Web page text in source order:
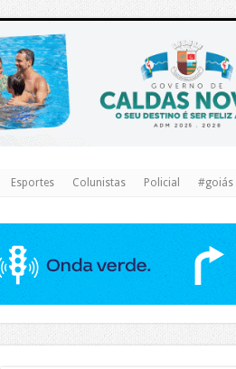
https://
Esportes Colunistas Policial #goiás